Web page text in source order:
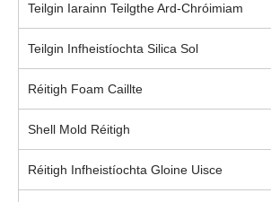
Teilgin Iarainn Teilgthe Ard-Chróimiam
Teilgin Infheistíochta Silica Sol
Réitigh Foam Caillte
Shell Mold Réitigh
Réitigh Infheistíochta Gloine Uisce